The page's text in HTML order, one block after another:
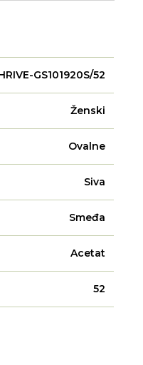
GS101920S/52
Ženski
Ovalne
Siva
Smeđa
Acetat
52